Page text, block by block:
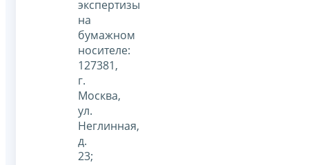
экспертизы
на
бумажном
носителе:
127381,
г.
Москва,
ул.
Неглинная,
д.
23;